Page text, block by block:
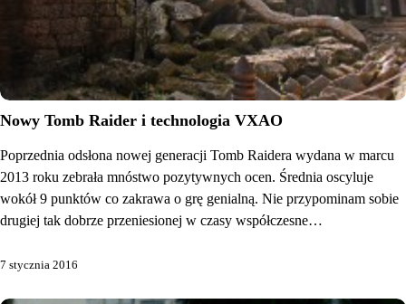
Nowy Tomb Raider i technologia VXAO
Poprzednia odsłona nowej generacji Tomb Raidera wydana w marcu
2013 roku zebrała mnóstwo pozytywnych ocen. Średnia oscyluje
wokół 9 punktów co zakrawa o grę genialną. Nie przypominam sobie
drugiej tak dobrze przeniesionej w czasy współczesne…
7 stycznia 2016